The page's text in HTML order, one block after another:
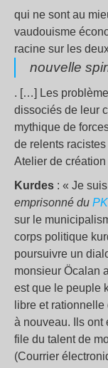
qui ne sont au
vaudouisme
racine sur les
nouvelle
. […] Les
dissociés de leur
mythique de
de relents
Atelier de
Kurdes : « Je
emprisonné du
sur le
corps politique
poursuivre un
monsieur Öcalan
est que le peuple
libre et
à nouveau. Ils ont
file du talent de
(Courrier